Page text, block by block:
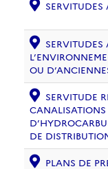
SERVITUDES
OU
SERVITUDE
CANALISATIONS
DE
PLANS DE